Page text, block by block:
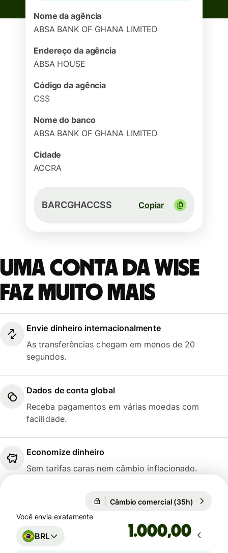
Nome da agência
ABSA BANK OF GHANA LIMITED
Endereço da agência
ABSA HOUSE
Código da agência
CSS
Nome do banco
ABSA BANK OF GHANA LIMITED
Cidade
ACCRA
BARCGHACCSS Copiar
Uma conta da Wise
faz muito mais
Envie dinheiro internacionalmente
As transferências chegam em menos de 20
segundos.
Dados de conta global
Receba pagamentos em várias moedas com
facilidade.
Economize dinheiro
Sem tarifas caras nem câmbio inflacionado.
Câmbio comercial (35h)
Você envia exatamente
BRL ,00